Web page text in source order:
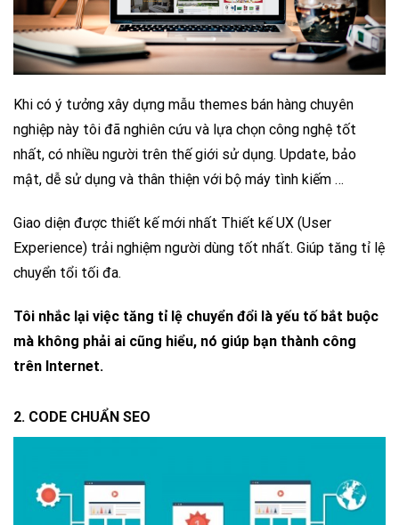
Khi có ý tưởng xây dựng mẫu themes bán hàng chuyên
nghiệp này tôi đã nghiên cứu và lựa chọn công nghệ tốt
nhất, có nhiều người trên thế giới sử dụng. Update, bảo
mật, dễ sử dụng và thân thiện với bộ máy tình kiếm …
Giao diện được thiết kế mới nhất Thiết kế UX (User
Experience) trải nghiệm người dùng tốt nhất. Giúp tăng tỉ lệ
chuyển tổi tối đa.
Tôi nhắc lại việc tăng tỉ lệ chuyển đổi là yếu tố bắt buộc
mà không phải ai cũng hiểu, nó giúp bạn thành công
trên Internet.
2. CODE CHUẨN SEO